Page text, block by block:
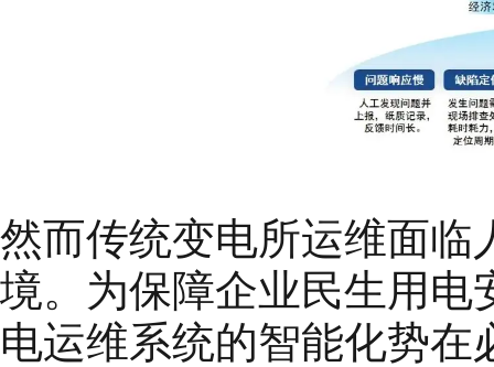
然而传统变电所运维面临
境。为保障企业民生用电
电运维系统的智能化势在